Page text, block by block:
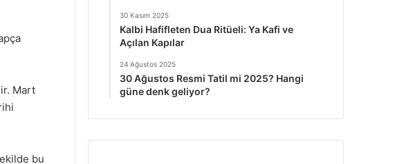
Mart
bu
30 Kasım 2025
Kalbi Hafifleten Dua Ritüeli: Ya Kafi ve
Açılan Kapılar
24 Ağustos 2025
30 Ağustos Resmi Tatil mi 2025? Hangi
güne denk geliyor?